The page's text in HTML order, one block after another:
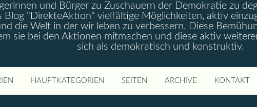
und Bürger zu Zuschauern der Demokratie zu
Blog "DirekteAktion" vielfältige Möglichkeiten, aktiv
die Welt in der wir leben zu verbessern. Diese
sie bei den Aktionen mitmachen und diese aktiv
sich als demokratisch und konstruktiv.
HAUPTKATEGORIEN SEITEN ARCHIVE KONTAKT